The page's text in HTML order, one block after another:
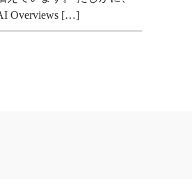
Overviews […]